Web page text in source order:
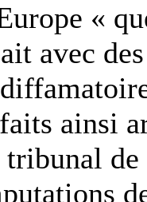
«
avec
ainsi
de